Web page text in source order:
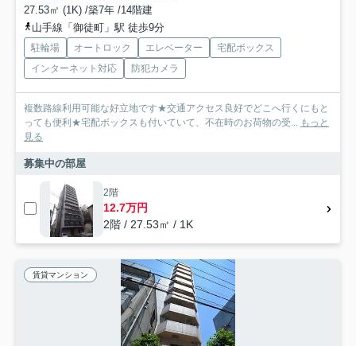
27.53㎡ (1K) /築7年 /14階建
山手線「御徒町」駅 徒歩9分
駐輪場 オートロック エレベーター
宅配ボックス
インターネット対応
防犯カメラ
複数路線利用可能な好立地です★交通アクセス良好でどこへ行くにもと
っても便利★宅配ボックスも付いていて、不在時のお荷物の受...
もっと
見る
募集中の部屋
2階
12.7万円
2階 / 27.53㎡ / 1K
賃貸マンション